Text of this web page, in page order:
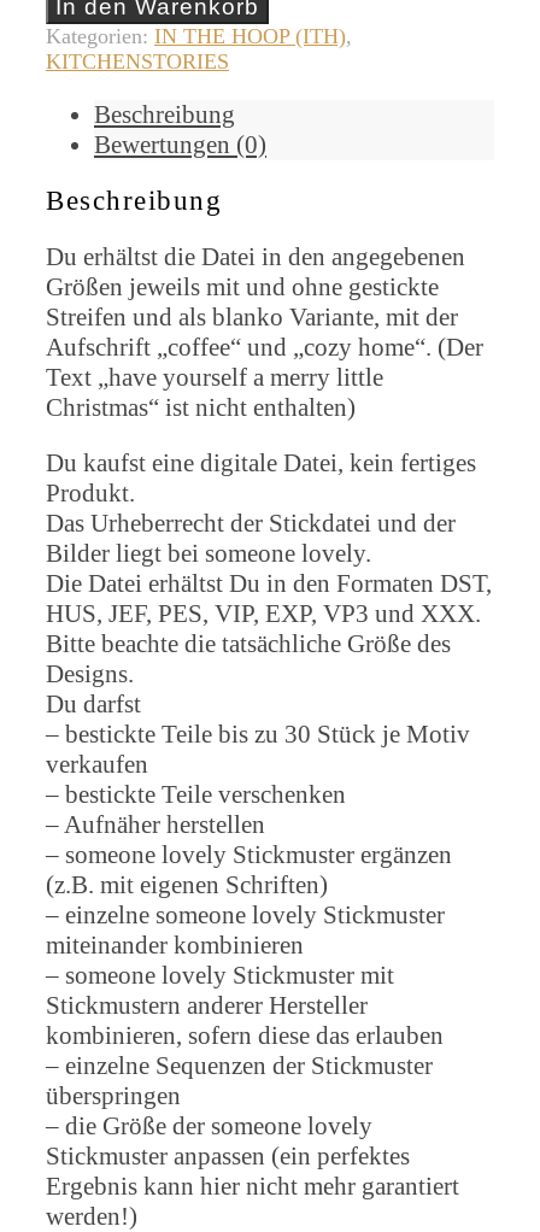
In den Warenkorb
Kategorien: IN THE HOOP (ITH),
KITCHENSTORIES
Beschreibung
Bewertungen (0)
Beschreibung
Du erhältst die Datei in den angegebenen
Größen jeweils mit und ohne gestickte
Streifen und als blanko Variante, mit der
Aufschrift „coffee“ und „cozy home“. (Der
Text „have yourself a merry little
Christmas“ ist nicht enthalten)
Du kaufst eine digitale Datei, kein fertiges
Produkt.
Das Urheberrecht der Stickdatei und der
Bilder liegt bei someone lovely.
Die Datei erhältst Du in den Formaten DST,
HUS, JEF, PES, VIP, EXP, VP3 und XXX.
Bitte beachte die tatsächliche Größe des
Designs.
Du darfst
– bestickte Teile bis zu 30 Stück je Motiv
verkaufen
– bestickte Teile verschenken
– Aufnäher herstellen
– someone lovely Stickmuster ergänzen
(z.B. mit eigenen Schriften)
– einzelne someone lovely Stickmuster
miteinander kombinieren
– someone lovely Stickmuster mit
Stickmustern anderer Hersteller
kombinieren, sofern diese das erlauben
– einzelne Sequenzen der Stickmuster
überspringen
– die Größe der someone lovely
Stickmuster anpassen (ein perfektes
Ergebnis kann hier nicht mehr garantiert
werden!)